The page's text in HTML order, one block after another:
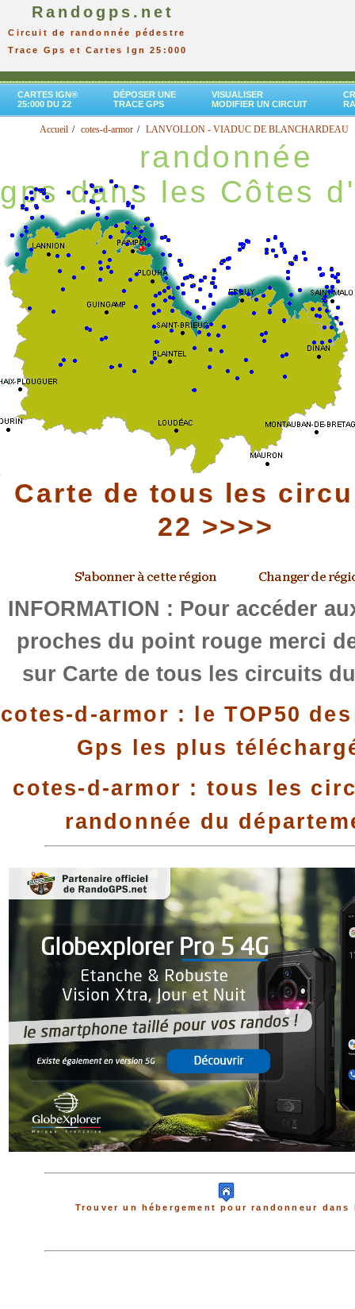
Randogps.net
Circuit de randonnée pédestre
Trace Gps et Cartes Ign 25:000
CARTES IGN®
25:000 DU 22
DÉPOSER UNE
TRACE GPS
VISUALISER
MODIFIER UN CIRCUIT
Accueil cotes-d-armor LANVOLLON - VIADUC DE BLANCHARDEAU
randonnée
gps dans les Côtes
Carte de tous les
22 >>>>
INFORMATION : Pour accéder
proches du point rouge merci
sur Carte de tous les circuits
cotes-d-armor : le TOP50
Gps les plus
cotes-d-armor : tous les
randonnée du
Trouver un hébergement pour randonneur dans